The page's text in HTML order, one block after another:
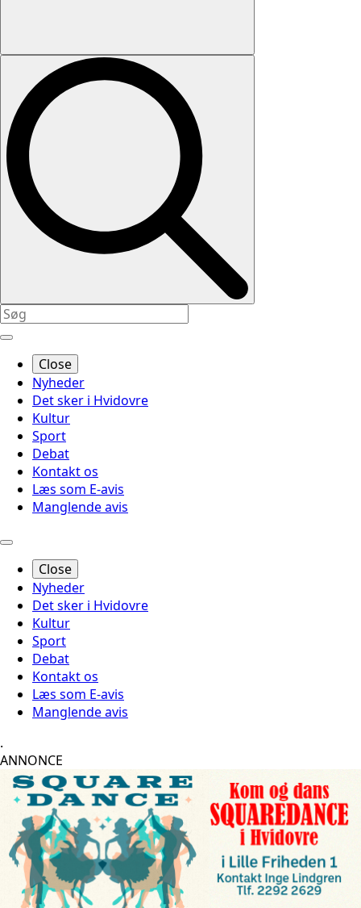
Close
Nyheder
Det sker i Hvidovre
Kultur
Sport
Debat
Kontakt os
Læs som E-avis
Manglende avis
Close
Nyheder
Det sker i Hvidovre
Kultur
Sport
Debat
Kontakt os
Læs som E-avis
Manglende avis
.
ANNONCE